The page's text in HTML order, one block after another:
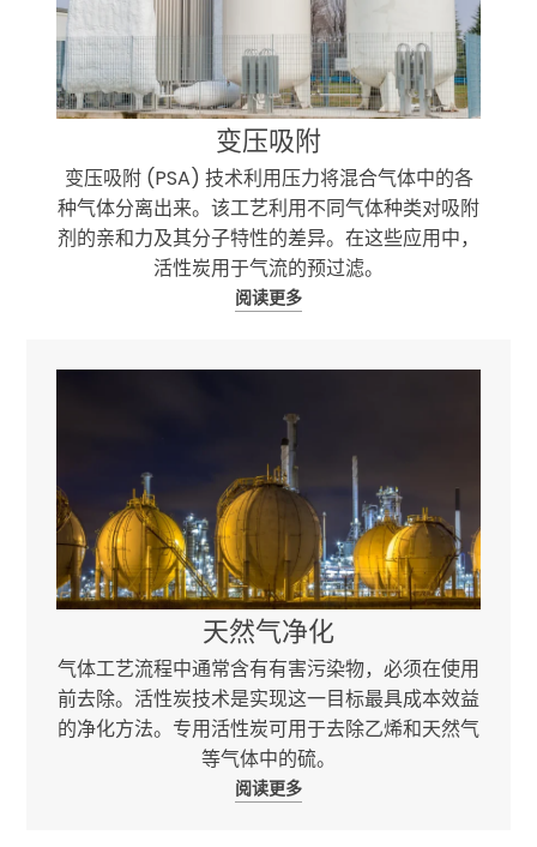
变压吸附
变压吸附 (PSA) 技术利用压力将混合气体中的各
种气体分离出来。该工艺利用不同气体种类对吸附
剂的亲和力及其分子特性的差异。在这些应用中，
活性炭用于气流的预过滤。
阅读更多
天然气净化
气体工艺流程中通常含有有害污染物，必须在使用
前去除。活性炭技术是实现这一目标最具成本效益
的净化方法。专用活性炭可用于去除乙烯和天然气
等气体中的硫。
阅读更多